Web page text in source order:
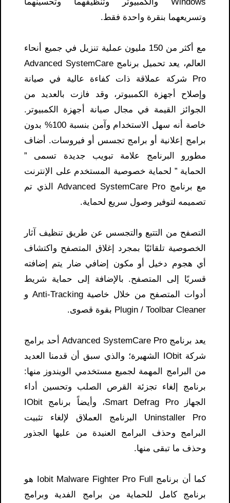
وتسريعهما بنقرة واحدة فقط.
مع أكثر من 150 مليون عملية تنزيل في جميع أنحاء
العالم، يعد تحميل برنامج Advanced SystemCare
Pro شركة عملاقة ذات كفاءة عالية في صيانة
وإصلاح أجهزة الكمبيوتر، وقد فازت بالعديد من
الجوائز القيمة في مجال صيانة أجهزة الكمبيوتر.
خاصة أنه سهل الاستخدام وآمن بنسبة 100% بدون
برامج إعلانية أو برامج تجسس أو فيروسات. أضاف
مطورو البرنامج علامة تبويب جديدة تسمى ”
الحماية ” لحماية خصوصية المستخدم على الإنترنت
مع برنامج Advanced SystemCare Pro الذي تم
تصميمه لتوفير وصول سريع لحماية.
التصفح من التتبع والتجسس عن طريق تنظيف آثار
الخصوصية تلقائيًا بمجرد إغلاق المتصفح واكتشاف
أي هجوم دخيل أو مكون إضافي ضار يتم إضافته
قسريًا إلى المتصفح. بالإضافة إلى حماية شريط
أدوات المتصفح من خلال خاصية Anti-Tracking و
Plugin / Toolbar Cleaner بقوة قصوى.
يعد برنامج Advanced SystemCare Pro أحد برامج
شركة IObit الشهيرة؛ والذي سبق أن قدمنا ​​العديد
من البرامج المهمة لجميع مستخدمي الويندوز منها:
برنامج إلغاء تجزئة القرص الصلب وتحسين أداء
الجهاز Smart Defrag Pro، وأيضاً برنامج IObit
Uninstaller Pro البرنامج العملاق لإلغاء تثبيت
البرامج وحذف البرامج العنيدة من عليها الجذور
وحذف ما تبقى منها.
كما أن برنامج Iobit Malware Fighter Pro Full هو
برنامج كامل للحماية من برامج الفدية وبرامج